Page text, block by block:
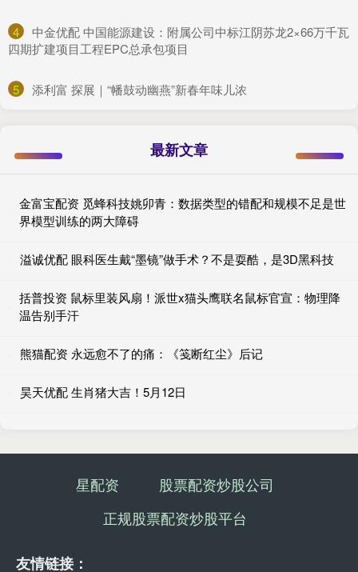
4
​中金优配 中国能源建设：附属公司中标江阴苏龙2×66万千瓦
四期扩建项目工程EPC总承包项目
5 ​添利富 探展｜“幡鼓动幽燕”新春年味儿浓
最新文章
金富宝配资 觅蜂科技姚卯青：数据类型的错配和规模不足是世
界模型训练的两大障碍
溢诚优配 眼科医生戴“墨镜”做手术？不是耍酷，是3D黑科技
括普投资 鼠标里装风扇！派世x猫头鹰联名鼠标官宣：物理降
温告别手汗
熊猫配资 永远愈不了的痛：《笺断红尘》后记
昊天优配 生肖猪大吉！5月12日
星配资
股票配资炒股公司
正规股票配资炒股平台
友情链接：